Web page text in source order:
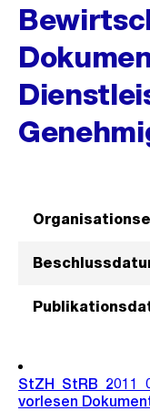
vorlesen